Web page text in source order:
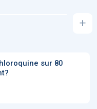
+
sur 80